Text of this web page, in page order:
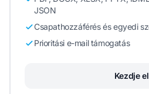
JSON
Csapathozzáférés és egyedi
Prioritási e-mail támogatás
Kezdje el